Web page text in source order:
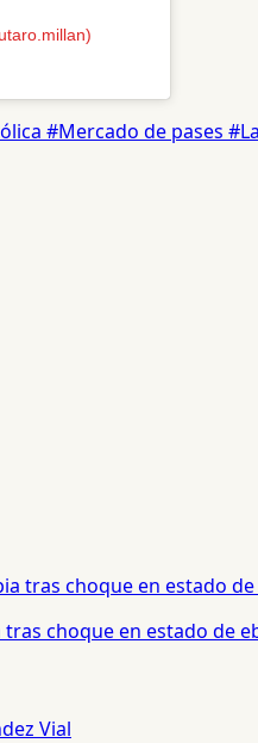
#Mercado de pases
choque en estado de